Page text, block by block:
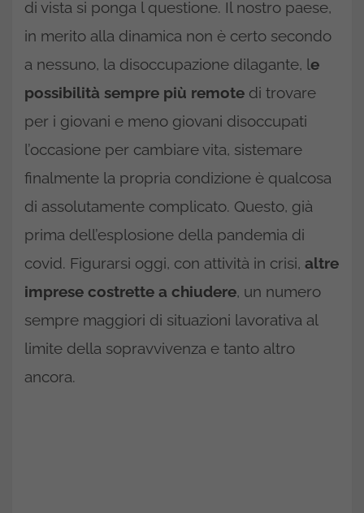
di vista si ponga l questione. Il nostro paese,
in merito alla dinamica non è certo secondo
a nessuno, la disoccupazione dilagante, le
possibilità sempre più remote di trovare
per i giovani e meno giovani disoccupati
l’occasione per cambiare vita, sistemare
finalmente la propria condizione è qualcosa
di assolutamente complicato. Questo, già
prima dell’esplosione della pandemia di
covid. Figurarsi oggi, con attività in crisi, altre
imprese costrette a chiudere, un numero
sempre maggiori di situazioni lavorativa al
limite della sopravvivenza e tanto altro
ancora.